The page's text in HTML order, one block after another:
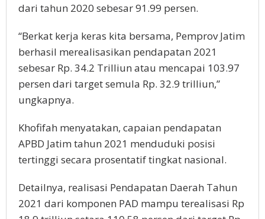
dari tahun 2020 sebesar 91.99 persen.
“Berkat kerja keras kita bersama, Pemprov Jatim
berhasil merealisasikan pendapatan 2021
sebesar Rp. 34.2 Trilliun atau mencapai 103.97
persen dari target semula Rp. 32.9 trilliun,”
ungkapnya.
Khofifah menyatakan, capaian pendapatan
APBD Jatim tahun 2021 menduduki posisi
tertinggi secara prosentatif tingkat nasional.
Detailnya, realisasi Pendapatan Daerah Tahun
2021 dari komponen PAD mampu terealisasi Rp